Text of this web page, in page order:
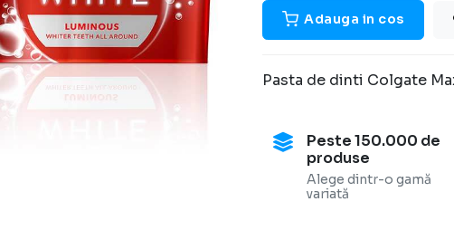
Adauga in cos
Pasta de dinti Colgate
Peste 150.000 de
produse
Alege dintr-o gamă
variată